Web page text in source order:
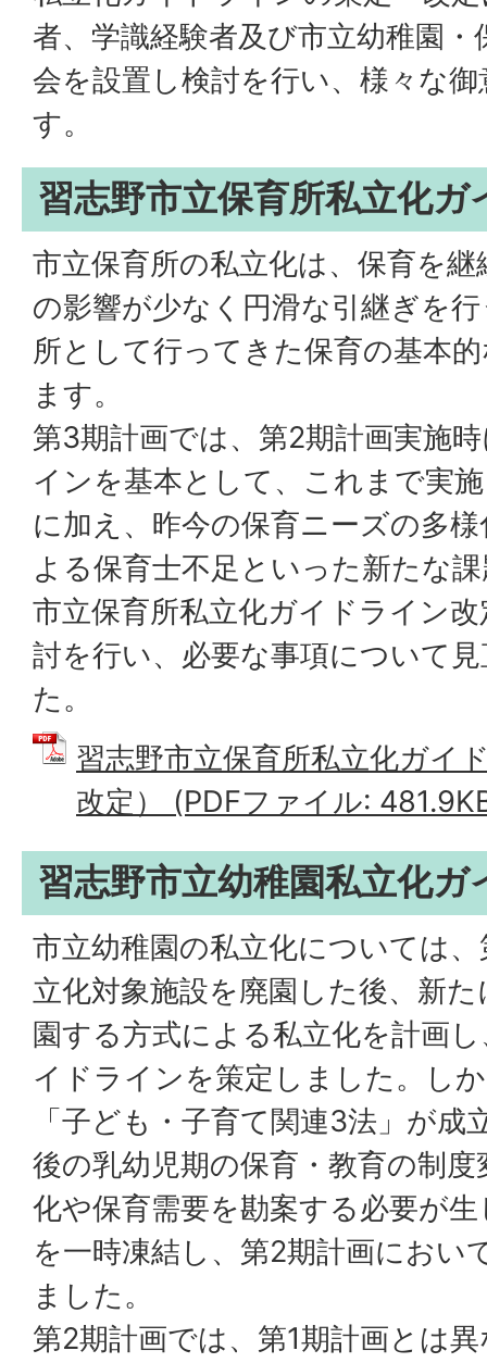
者、学識経験者及び市立幼稚園
会を設置し検討を行い、様々な
す。
習志野市立保育所私立化ガ
市立保育所の私立化は、保育を
の影響が少なく円滑な引継ぎを
所として行ってきた保育の基本
ます。
第3期計画では、第2期計画実施
インを基本として、これまで実
に加え、昨今の保育ニーズの多
よる保育士不足といった新たな
市立保育所私立化ガイドライン
討を行い、必要な事項について
た。
習志野市立保育所私立化ガイ
改定） (PDFファイル:
習志野市立幼稚園私立化ガ
市立幼稚園の私立化については
立化対象施設を廃園した後、新
園する方式による私立化を計画
イドラインを策定しました。し
「子ども・子育て関連3法」が
後の乳幼児期の保育・教育の制
化や保育需要を勘案する必要が
を一時凍結し、第2期計画におい
ました。
第2期計画では、第1期計画とは